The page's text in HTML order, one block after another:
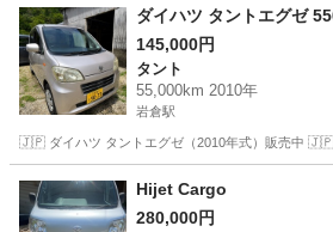
ダイハツ タントエグゼ
145,000円
タント
55,000km 2010年
岩倉駅
🇯🇵 ダイハツ タントエグゼ（2010年式）販売中 🇯🇵
愛知 岩倉市
Hijet Cargo
280,000円